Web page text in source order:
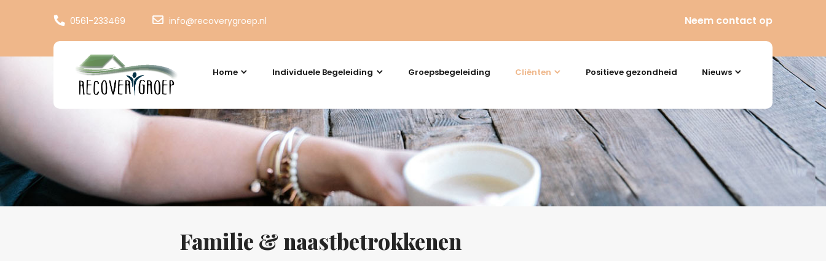
0561-233469 info@recoverygroep.nl Neem contact op
Home Individuele Begeleiding Groepsbegeleiding Cliënten Positieve gezondheid Nieuws
Familie & naastbetrokkenen